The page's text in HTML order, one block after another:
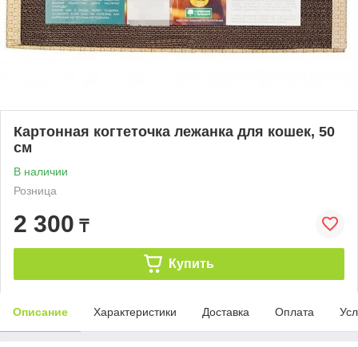
Картонная когтеточка лежанка для кошек, 50
см
В наличии
Розница
2 300 ₸
Купить
Описание Характеристики Доставка Оплата